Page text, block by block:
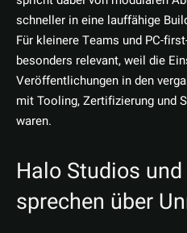
schneller in eine lauffähige
Für kleinere Teams und PC-
besonders relevant, weil die
Veröffentlichungen in den
mit Tooling, Zertifizierung und
waren.
Halo Studios
sprechen über